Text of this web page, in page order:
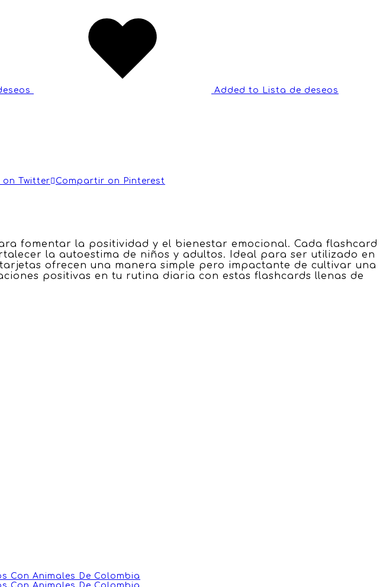
Added to Lista de deseos
Twitter
Compartir on Pinterest
fomentar la positividad y el bienestar emocional. Cada flashcard
la autoestima de niños y adultos. Ideal para ser utilizado en
ofrecen una manera simple pero impactante de cultivar una
positivas en tu rutina diaria con estas flashcards llenas de